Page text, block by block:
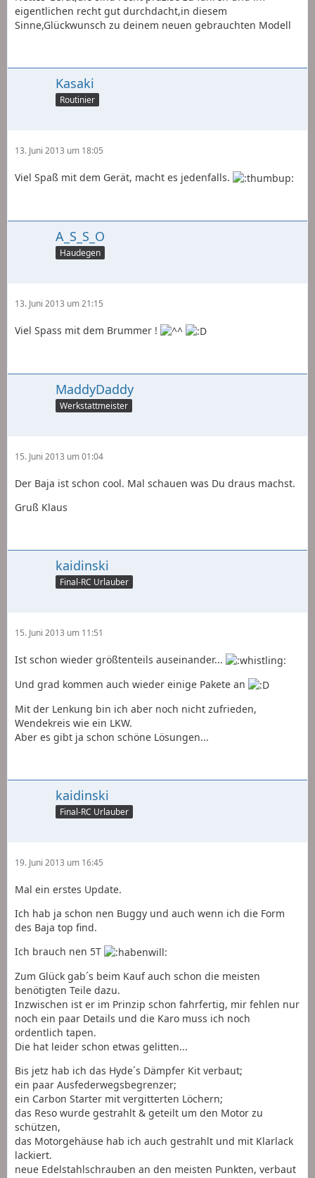
eigentlichen recht gut durchdacht,in diesem
Sinne,Glückwunsch zu deinem neuen gebrauchten Modell
Kasaki
Routinier
13. Juni 2013 um 18:05
Viel Spaß mit dem Gerät, macht es jedenfalls.
A_S_S_O
Haudegen
13. Juni 2013 um 21:15
Viel Spass mit dem Brummer !
MaddyDaddy
Werkstattmeister
15. Juni 2013 um 01:04
Der Baja ist schon cool. Mal schauen was Du draus machst.
Gruß Klaus
kaidinski
Final-RC Urlauber
15. Juni 2013 um 11:51
Ist schon wieder größtenteils auseinander...
Und grad kommen auch wieder einige Pakete an
Mit der Lenkung bin ich aber noch nicht zufrieden,
Wendekreis wie ein LKW.
Aber es gibt ja schon schöne Lösungen...
kaidinski
Final-RC Urlauber
19. Juni 2013 um 16:45
Mal ein erstes Update.
Ich hab ja schon nen Buggy und auch wenn ich die Form
des Baja top find.
Ich brauch nen 5T
Zum Glück gab´s beim Kauf auch schon die meisten
benötigten Teile dazu.
Inzwischen ist er im Prinzip schon fahrfertig, mir fehlen nur
noch ein paar Details und die Karo muss ich noch
ordentlich tapen.
Die hat leider schon etwas gelitten...
Bis jetz hab ich das Hyde´s Dämpfer Kit verbaut;
ein paar Ausfederwegsbegrenzer;
ein Carbon Starter mit vergitterten Löchern;
das Reso wurde gestrahlt & geteilt um den Motor zu
schützen,
das Motorgehäuse hab ich auch gestrahlt und mit Klarlack
lackiert.
neue Edelstahlschrauben an den meisten Punkten, verbaut